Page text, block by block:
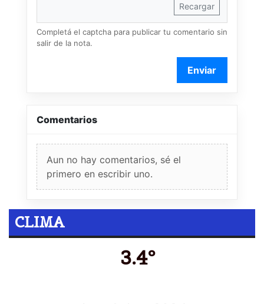
Recargar
Completá el captcha para publicar tu comentario sin
salir de la nota.
Enviar
Comentarios
Aun no hay comentarios, sé el
primero en escribir uno.
CLIMA
3.4º